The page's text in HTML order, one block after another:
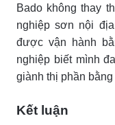
Bado không thay
nghiệp sơn nội
được vận hành
nghiệp biết mình
giành thị phần
Kết luận